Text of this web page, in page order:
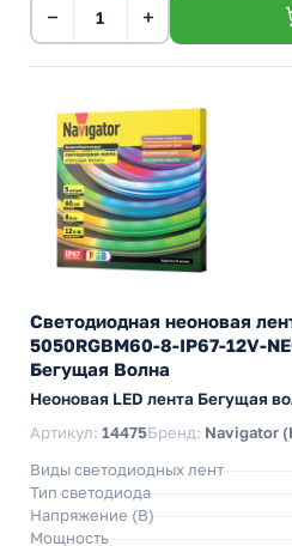
− +
Светодиодная неоновая
5050RGBM60-8-IP67-12V-
Бегущая Волна
Неоновая LED лента Бегущая
Артикул: 14475Бренд: Navigator
Виды светодиодных лент
Тип светодиода
Напряжение (В)
Мощность